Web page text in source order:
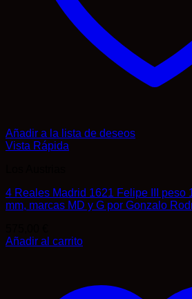
Añadir a la lista de deseos
Vista Rápida
4 Reales Madrid 1621 Felipe III peso
mm, marcas MD y G por Gonzalo
Añadir al carrito